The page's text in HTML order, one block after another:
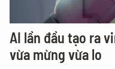
AI lần đầu tạo ra
vừa mừng vừa lo